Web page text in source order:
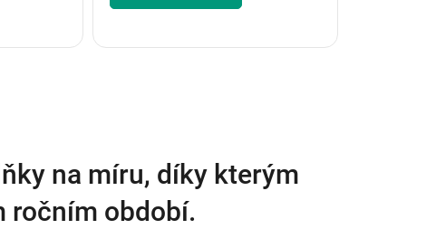
na míru, díky kterým
ročním období.